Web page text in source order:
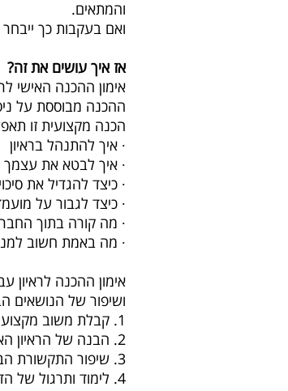
והמתאים.
ואם בעקבות כך ייבחר
אז איך עושים את זה?
אימון ההכנה האישי
ההכנה מבוססת על
הכנה מקצועית זו
∙ איך להתנהל בראיון
∙ איך לבטא את עצמך
∙ כיצד להגדיל את
∙ כיצד לגבור על
∙ מה קורה בתוך
∙ מה באמת חשוב
אימון ההכנה לראיון
ושיפור של הנושאים
1. קבלת משוב מקצועי לגבי נקודות העוצמה, נקודות החולשה או פערים שיש לשפר
2. הבנה של הראיון האישי מנקודת מבטו של המראיין
3. שיפור התקשורת הבלתי מילולית - שפת הגוף בזמן הראיון
4. לימוד ותרגול של הדרך הנכונה לענות על שאלות, להתייחס לבקשות המראיין ולספק דוגמאות